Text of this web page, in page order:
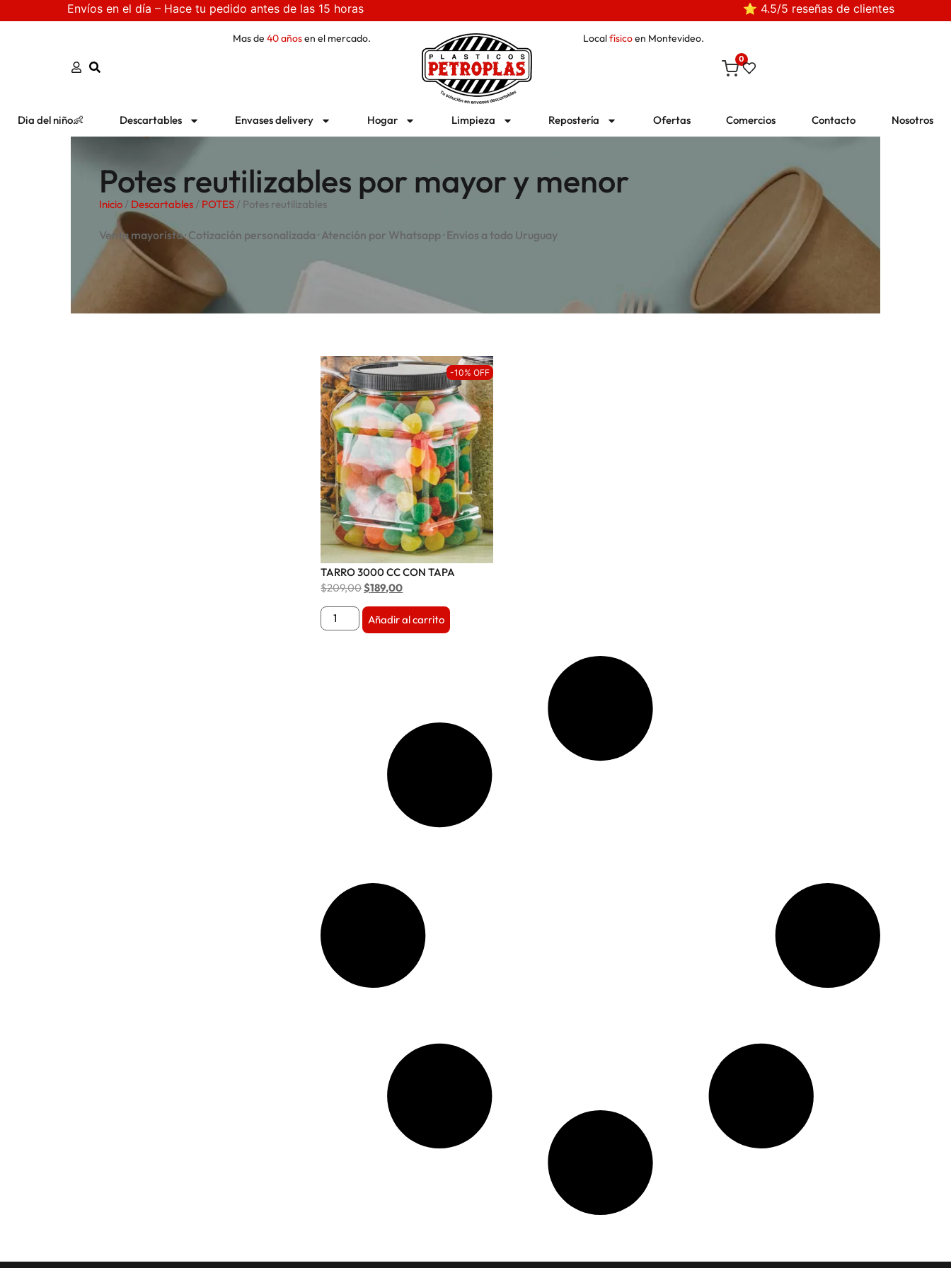
Envíos en el día – Hace tu pedido antes de las 15 horas ⭐ 4.5/5 reseñas de clientes
Mas de 40 añosen el mercado. Localfísicoen Montevideo.
0
Dia del niño👶 Descartables Envases delivery Hogar Limpieza Repostería Ofertas Comercios Contacto Nosotros
Potes reutilizables por mayor y menor
Inicio / Descartables / POTES / Potes reutilizables
Venta mayorista · Cotización personalizada · Atención por Whatsapp · Envios a todo Uruguay
-10% OFF
TARRO 3000 CC CON TAPA
$209,00$189,00
Añadir al carrito